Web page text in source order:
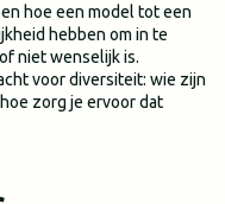
hoe een model tot een
hebben om in te
niet wenselijk is.
voor diversiteit: wie zijn
zorg je ervoor dat